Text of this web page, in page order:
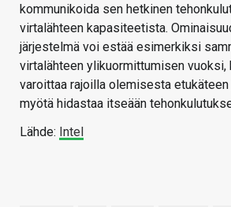
kommunikoida sen hetkinen
virtalähteen kapasiteetista.
järjestelmä voi estää esimerkiksi
virtalähteen ylikuormittumisen vuoksi,
varoittaa rajoilla olemisesta
myötä hidastaa itseään
Lähde: Intel